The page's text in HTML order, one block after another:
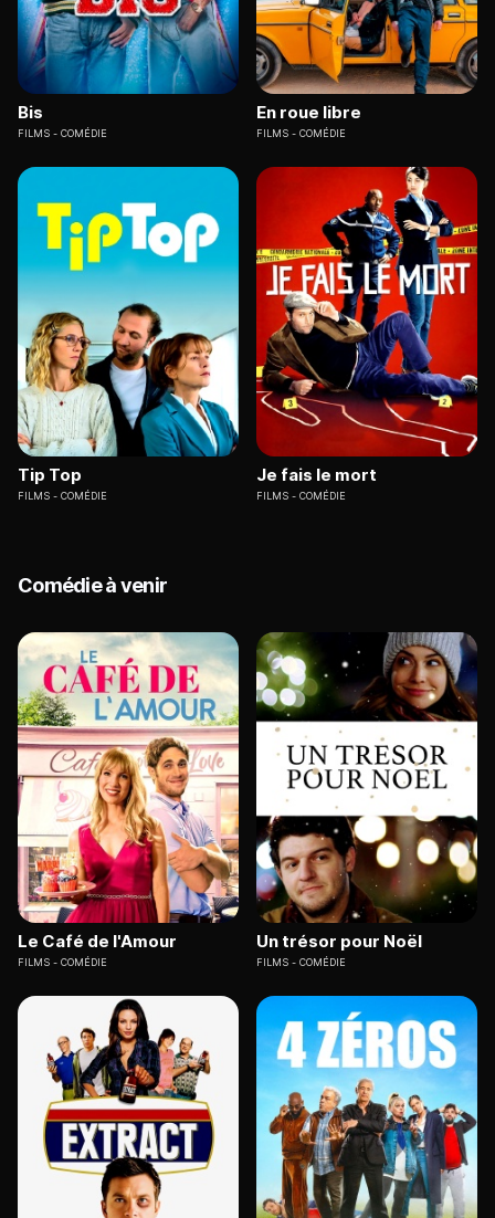
Bis
FILMS COMÉDIE
En roue libre
FILMS COMÉDIE
Tip Top
FILMS COMÉDIE
Je fais le mort
FILMS COMÉDIE
Comédie à venir
Le Café de l'Amour
FILMS COMÉDIE
Un trésor pour Noël
FILMS COMÉDIE